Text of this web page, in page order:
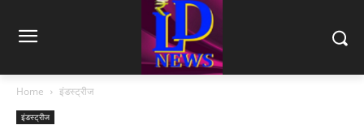
Home इंडस्ट्रीज
इंडस्ट्रीज